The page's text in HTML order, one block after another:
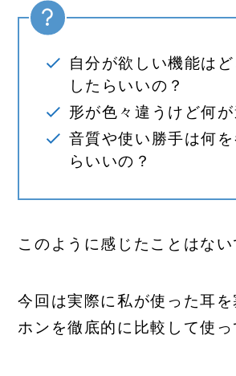
自分が欲しい機能は
したらいいの？
形が色々違うけど何が
音質や使い勝手は何
らいいの？
このように感じたことはない
今回は実際に私が使った耳
ホンを徹底的に比較して使